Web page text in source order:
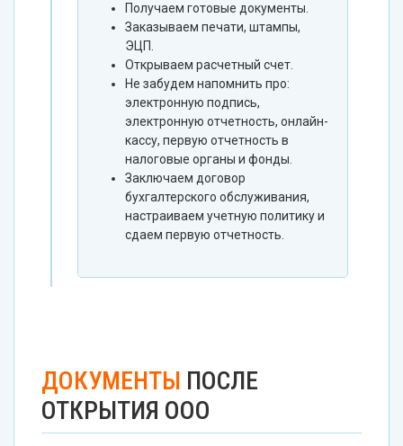
Получаем готовые документы.
Заказываем печати, штампы,
ЭЦП.
Открываем расчетный счет.
Не забудем напомнить про:
электронную подпись,
электронную отчетность, онлайн-
кассу, первую отчетность в
налоговые органы и фонды.
Заключаем договор
бухгалтерского обслуживания,
настраиваем учетную политику и
сдаем первую отчетность.
ДОКУМЕНТЫ ПОСЛЕ
ОТКРЫТИЯ ООО